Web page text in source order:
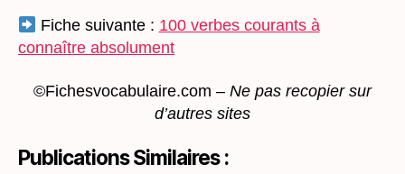
Fiche suivante : 100 verbes courants à
connaître absolument
©Fichesvocabulaire.com – Ne pas recopier sur
d’autres sites
Publications Similaires :